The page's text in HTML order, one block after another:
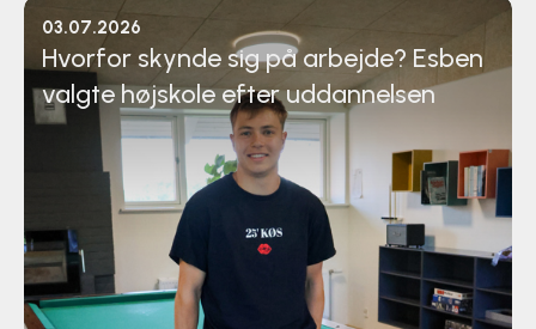
03.07.2026
Hvorfor skynde sig på arbejde? Esben
valgte højskole efter uddannelsen
Surf
SUP
Svømning og Livredning
Tons og teambuilding
Vandsport